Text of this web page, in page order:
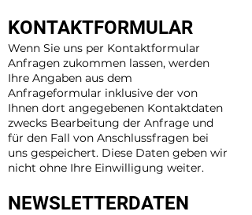
KONTAKTFORMULAR
Wenn Sie uns per Kontaktformular
Anfragen zukommen lassen, werden
Ihre Angaben aus dem
Anfrageformular inklusive der von
Ihnen dort angegebenen Kontaktdaten
zwecks Bearbeitung der Anfrage und
für den Fall von Anschlussfragen bei
uns gespeichert. Diese Daten geben wir
nicht ohne Ihre Einwilligung weiter.
NEWSLETTERDATEN